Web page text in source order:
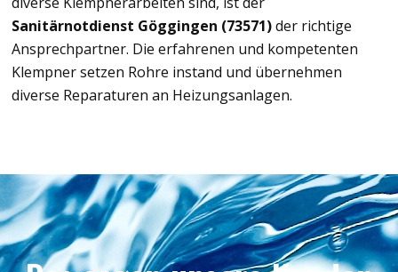
Sanitärnotdienst Göggingen (73571)der richtige
Ansprechpartner. Die erfahrenen und kompetenten
Klempner setzen Rohre instand und übernehmen
diverse Reparaturen an Heizungsanlagen.